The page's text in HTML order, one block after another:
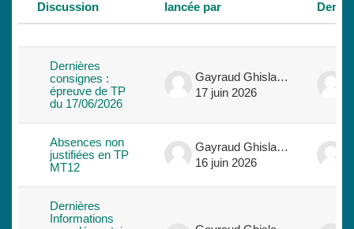
Discussion lancée par
Dernières
consignes :
épreuve de TP
du 17/06/2026
Gayraud Ghislaine
17 juin 2026
Absences non
justifiées en TP
MT12
Gayraud Ghislaine
16 juin 2026
Dernières
Informations